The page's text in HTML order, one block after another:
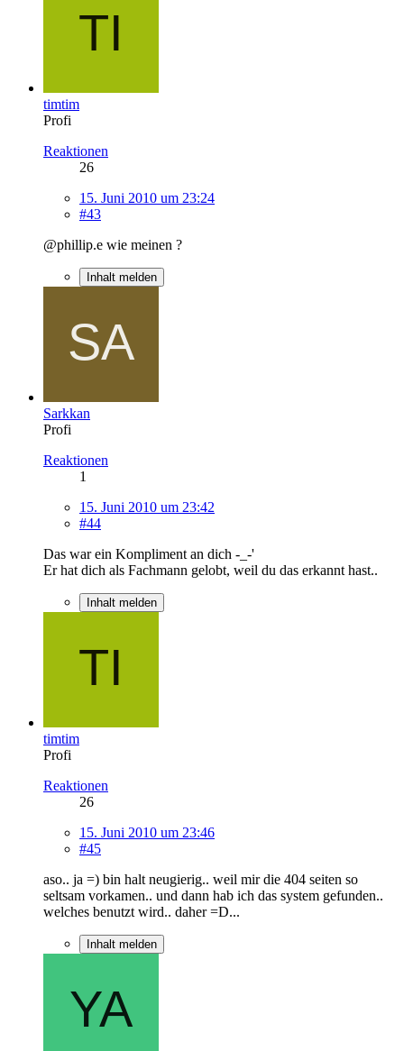
timtim
Profi
Reaktionen
26
15. Juni 2010 um 23:24
#43
@phillip.e wie meinen ?
Inhalt melden
Sarkkan
Profi
Reaktionen
1
15. Juni 2010 um 23:42
#44
Das war ein Kompliment an dich -_-'
Er hat dich als Fachmann gelobt, weil du das erkannt hast..
Inhalt melden
timtim
Profi
Reaktionen
26
15. Juni 2010 um 23:46
#45
aso.. ja =) bin halt neugierig.. weil mir die 404 seiten so
seltsam vorkamen.. und dann hab ich das system gefunden..
welches benutzt wird.. daher =D...
Inhalt melden